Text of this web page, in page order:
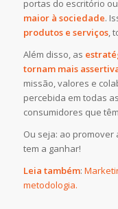
portas do escritório
maior à sociedade.
produtos e serviços,
Além disso, as
tornam mais
missão, valores e
percebida em todas
consumidores que
Ou seja: ao
tem a ganhar!
Leia também:
metodologia.